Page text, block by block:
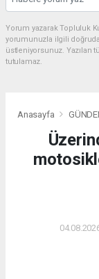
Yorum yazarak Topluluk
yorumunuzla ilgili
üstleniyorsunuz. Yazılan
tutulamaz.
Anasayfa